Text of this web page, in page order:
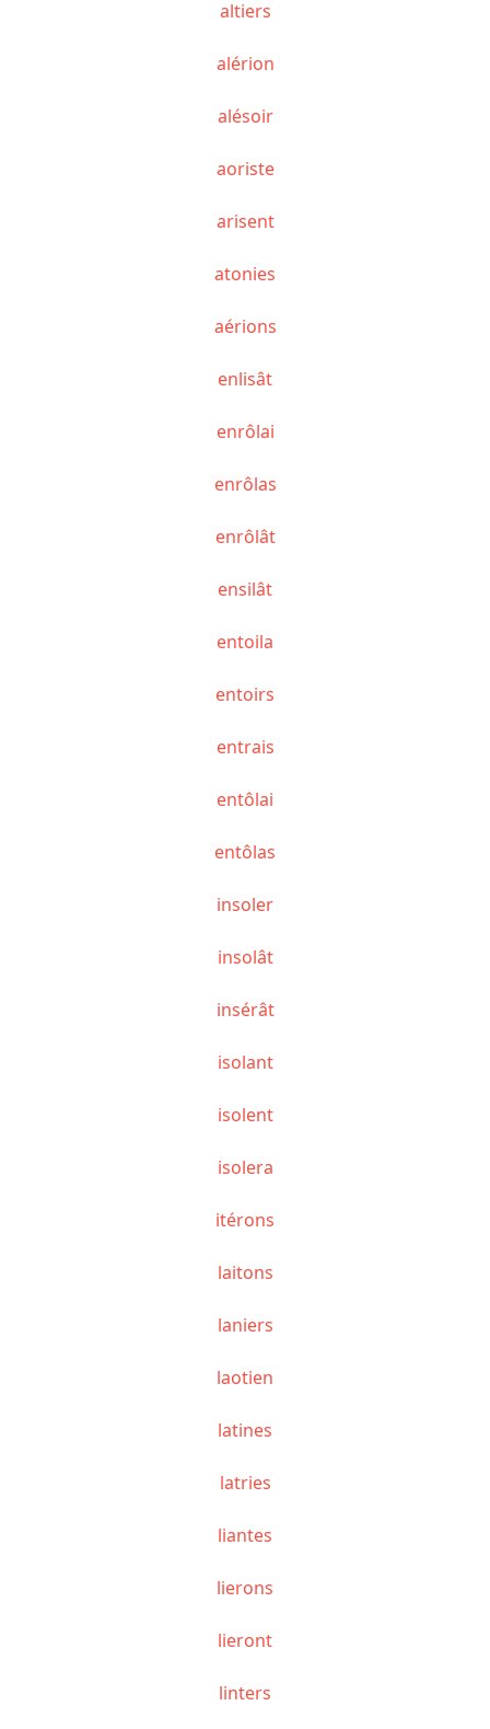
altiers
alérion
alésoir
aoriste
arisent
atonies
aérions
enlisât
enrôlai
enrôlas
enrôlât
ensilât
entoila
entoirs
entrais
entôlai
entôlas
insoler
insolât
insérât
isolant
isolent
isolera
itérons
laitons
laniers
laotien
latines
latries
liantes
lierons
lieront
linters